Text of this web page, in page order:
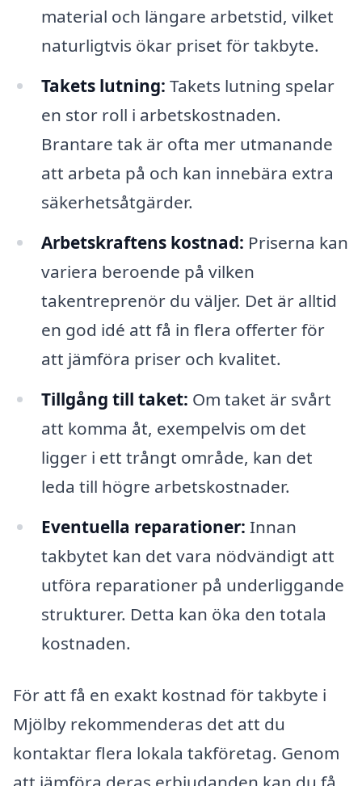
material och längare arbetstid, vilket
naturligtvis ökar priset för takbyte.
Takets lutning: Takets lutning spelar
en stor roll i arbetskostnaden.
Brantare tak är ofta mer utmanande
att arbeta på och kan innebära extra
säkerhetsåtgärder.
Arbetskraftens kostnad: Priserna kan
variera beroende på vilken
takentreprenör du väljer. Det är alltid
en god idé att få in flera offerter för
att jämföra priser och kvalitet.
Tillgång till taket: Om taket är svårt
att komma åt, exempelvis om det
ligger i ett trångt område, kan det
leda till högre arbetskostnader.
Eventuella reparationer: Innan
takbytet kan det vara nödvändigt att
utföra reparationer på underliggande
strukturer. Detta kan öka den totala
kostnaden.
För att få en exakt kostnad för takbyte i
Mjölby rekommenderas det att du
kontaktar flera lokala takföretag. Genom